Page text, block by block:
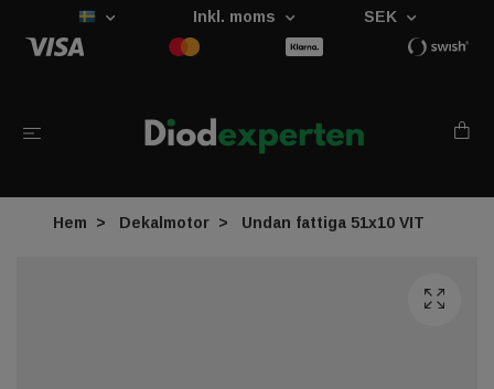
Inkl. moms SEK
Hem Dekalmotor Undan fattiga 51x10 VIT